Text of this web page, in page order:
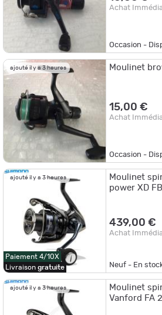
Achat
Occasion -
ajouté il y a 3 heures Moulinet
15,00 €
Achat
Occasion -
ajouté il y a 3 heures
Paiement 4/10X
Livraison gratuite
Moulinet
power XD
439,00 €
Achat
Neuf - En
ajouté il y a 3 heures
Moulinet
Vanford FA